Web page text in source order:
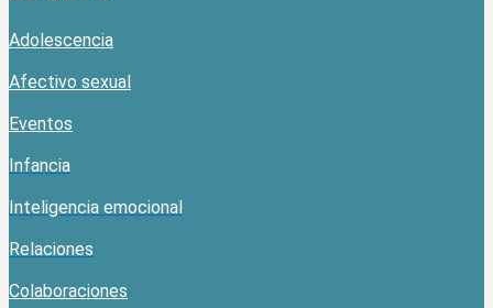
Adolescencia
Afectivo sexual
Eventos
Infancia
Inteligencia emocional
Relaciones
Colaboraciones